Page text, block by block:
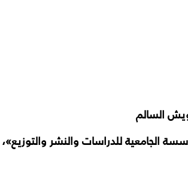
السالم
الجامعية للدراسات والنشر والتوزيع»،